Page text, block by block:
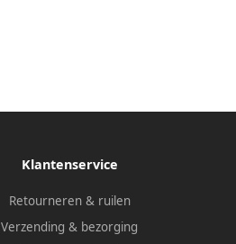
Klantenservice
Retourneren & ruilen
Verzending & bezorging